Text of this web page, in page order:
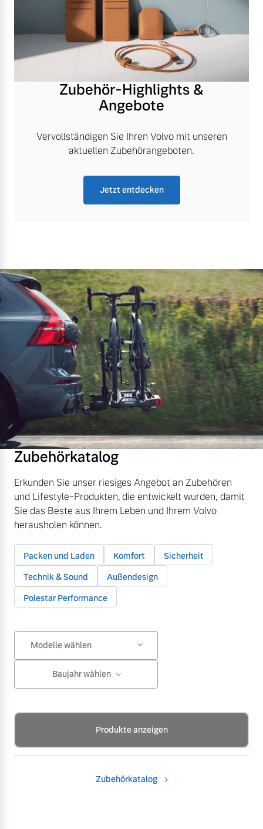
Zubehör-Highlights &
Angebote
Vervollständigen Sie Ihren Volvo mit unseren
aktuellen Zubehörangeboten.
Jetzt entdecken
Zubehörkatalog
Erkunden Sie unser riesiges Angebot an Zubehören
und Lifestyle-Produkten, die entwickelt wurden, damit
Sie das Beste aus Ihrem Leben und Ihrem Volvo
herausholen können.
Packen und Laden Komfort
Sicherheit
Technik & Sound
Außendesign
Polestar Performance
Modelle wählen
Baujahr wählen
Produkte anzeigen
Zubehörkatalog